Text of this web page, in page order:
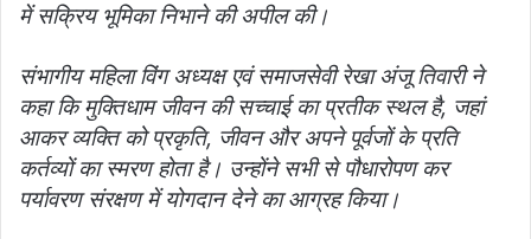
में सक्रिय भूमिका निभाने की अपील की।
संभागीय महिला विंग अध्यक्ष एवं समाजसेवी रेखा अंजू तिवारी ने
कहा कि मुक्तिधाम जीवन की सच्चाई का प्रतीक स्थल है, जहां
आकर व्यक्ति को प्रकृति, जीवन और अपने पूर्वजों के प्रति
कर्तव्यों का स्मरण होता है। उन्होंने सभी से पौधारोपण कर
पर्यावरण संरक्षण में योगदान देने का आग्रह किया।